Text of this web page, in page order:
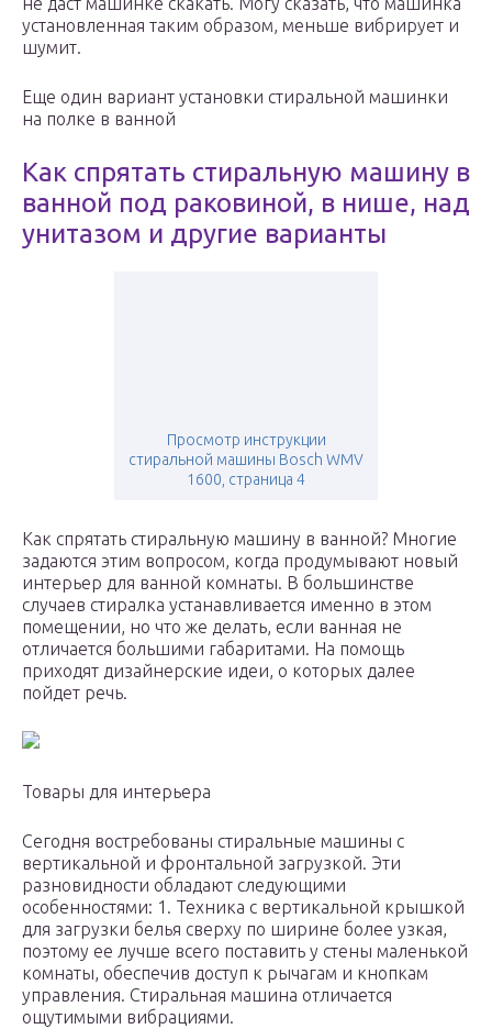
установленная таким образом, меньше вибрирует и
шумит.
Еще один вариант установки стиральной машинки
на полке в ванной
Как спрятать стиральную машину в
ванной под раковиной, в нише, над
унитазом и другие варианты
Просмотр инструкции
стиральной машины Bosch WMV
1600, страница 4
Как спрятать стиральную машину в ванной? Многие
задаются этим вопросом, когда продумывают новый
интерьер для ванной комнаты. В большинстве
случаев стиралка устанавливается именно в этом
помещении, но что же делать, если ванная не
отличается большими габаритами. На помощь
приходят дизайнерские идеи, о которых далее
пойдет речь.
Товары для интерьера
Сегодня востребованы стиральные машины с
вертикальной и фронтальной загрузкой. Эти
разновидности обладают следующими
особенностями: 1. Техника с вертикальной крышкой
для загрузки белья сверху по ширине более узкая,
поэтому ее лучше всего поставить у стены маленькой
комнаты, обеспечив доступ к рычагам и кнопкам
управления. Стиральная машина отличается
ощутимыми вибрациями.